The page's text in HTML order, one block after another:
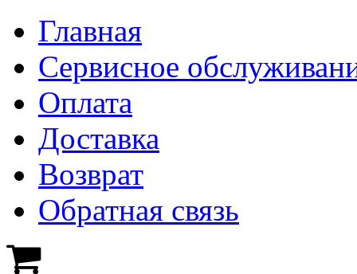
Главная
Сервисное
Оплата
Доставка
Возврат
Обратная связь